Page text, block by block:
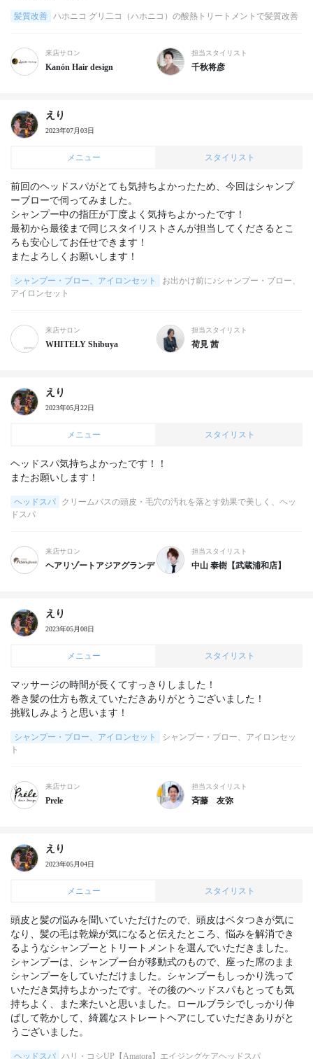
髪質改善 ハホニコ グリ二コ（ハホニコ）の酸熱トリートメントで髪質改善
来店サロン
Kanón Hair design
担当スタイリスト
千秋将彦
えり
2023年07月03日
メニュー スタイリスト
前回のヘッドスパがとても気持ちよかったため、今回はシャンプ
ーブローで伺ってみました。
シャンプー中の指圧が丁度よく気持ちよかったです！
最初から最後まで同じスタイリストさんが担当してくださるとこ
ろも安心してお任せできます！
またよろしくお願いします！
シャンプー・ブロー、アイロンセット
お出かけ前に♪シャンプー・ブロー、
アイロンセット
来店サロン
WHITELY Shibuya
担当スタイリスト
荷見 茜
えり
2023年05月22日
メニュー スタイリスト
ヘッドスパ気持ちよかったです！！
またお願いします！
ヘッドスパ
クリームバスの頭皮・毛穴の汚れを落とす効果で美しく、ヘッ
ドスパ
来店サロン
ヘアリゾートアジアグランデ
担当スタイリスト
中山 泰樹【武蔵浦和店】
えり
2023年05月08日
メニュー スタイリスト
マッサージの時間が長くてすっきりしました！
巻き髪の仕方も教えていただきありがとうございました！
挑戦しみようと思います！
シャンプー・ブロー、アイロンセット
シャンプー・ブロー、アイロンセッ
ト
来店サロン
Prele
担当スタイリスト
斉藤 友弥
えり
2023年05月04日
メニュー スタイリスト
頭皮と髪の悩みを聞いていただけたので、頭皮はベタつきが気に
なり、髪の毛は乾燥が気になると伝えたところ、悩みを解消でき
るようなシャンプーとトリートメントを選んでいただきました。
シャンプーは、シャンプー台が移動式のもので、座った席のまま
シャンプーをしていただけました。シャンプーもしっかり洗って
いただき気持ちよかったです。その後のヘッドスパもとっても気
持ちよく、また来たいと思いました。ロールブラシでしっかり伸
ばして乾かして、綺麗なストレートヘアにしていただきありがと
うございました。
ヘッドスパ ハリ・コシUP【Amatora】エイジングケアヘッドスパ